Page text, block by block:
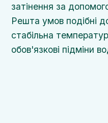
затінення за
Решта умов подібні
стабільна
обов'язкові підміни